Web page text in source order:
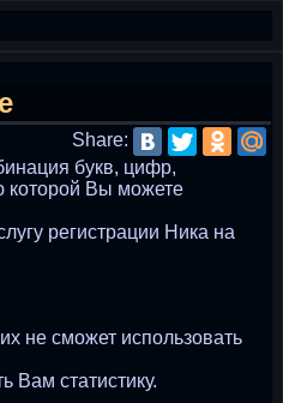
Share:
букв, цифр,
Вы можете
регистрации Ника на
не сможет использовать
Вам статистику.